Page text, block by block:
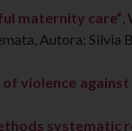
maternity care”,
Autora: Silvia
violence against
systematic